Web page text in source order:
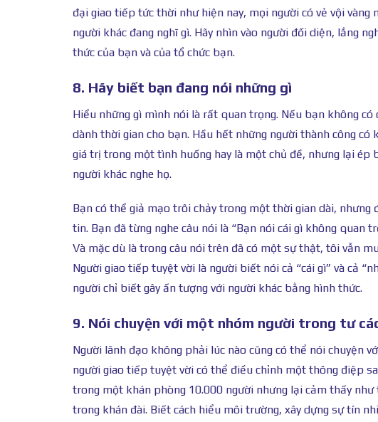
đại giao tiếp tức thời như hiện nay, mọi người có vẻ vội
người khác đang nghĩ gì. Hãy nhìn vào người đối diện, lắng
thức của bạn và của tổ chức bạn.
8. Hãy biết bạn đang nói những gì
Hiểu những gì mình nói là rất quan trọng. Nếu bạn không
dành thời gian cho bạn. Hầu hết những người thành công
giá trị trong một tình huống hay là một chủ đề, nhưng lại
người khác nghe họ.
Bạn có thể giả mạo trôi chảy trong một thời gian dài,
tin. Bạn đã từng nghe câu nói là “Bạn nói cái gì không quan
Và mặc dù là trong câu nói trên đã có một sự thật, tôi vẫn
Người giao tiếp tuyệt vời là người biết nói cả “cái gì” và cả
người chỉ biết gây ấn tượng với người khác bằng hình thức.
9. Nói chuyện với một nhóm người trong tư
Người lãnh đạo không phải lúc nào cũng có thể nói chuyện
người giao tiếp tuyệt vời có thể điều chỉnh một thông điệp
trong một khán phòng 10.000 người nhưng lại cảm thấy
trong khán đài. Biết cách hiểu môi trường, xây dựng sự tín